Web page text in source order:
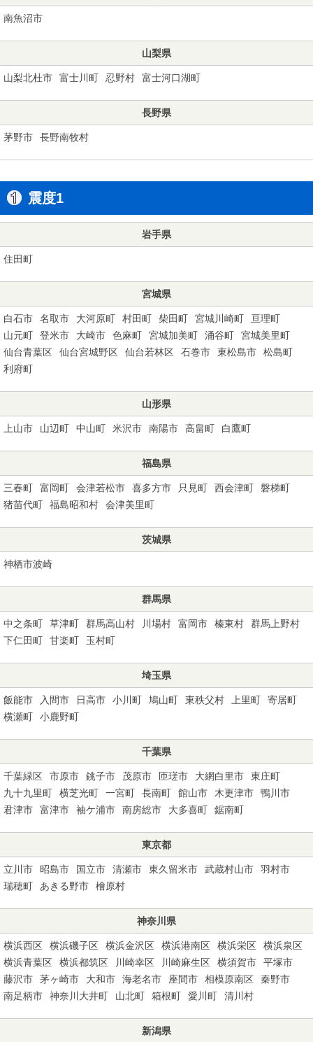
南魚沼市
山梨県
山梨北杜市 富士川町 忍野村 富士河口湖町
長野県
茅野市 長野南牧村
震度1
岩手県
住田町
宮城県
白石市 名取市 大河原町 村田町 柴田町 宮城川崎町
亘理町
山元町
登米市 大崎市 色麻町 宮城加美町 涌谷町
宮城美里町
仙台青葉区
仙台宮城野区 仙台若林区 石巻市 東松島市
松島町
利府町
山形県
上山市 山辺町 中山町 米沢市 南陽市 高畠町 白鷹町
福島県
三春町 富岡町 会津若松市 喜多方市 只見町 西会津町
磐梯町
猪苗代町
福島昭和村 会津美里町
茨城県
神栖市波崎
群馬県
中之条町 草津町 群馬高山村 川場村 富岡市 榛東村
群馬上野村
下仁田町
甘楽町 玉村町
埼玉県
飯能市 入間市 日高市 小川町 鳩山町 東秩父村 上里町
寄居町
横瀬町
小鹿野町
千葉県
千葉緑区 市原市 銚子市 茂原市 匝瑳市 大網白里市
東庄町
九十九里町
横芝光町 一宮町 長南町 館山市 木更津市
鴨川市
君津市
富津市 袖ケ浦市 南房総市 大多喜町 鋸南町
東京都
立川市 昭島市 国立市 清瀬市 東久留米市 武蔵村山市
羽村市
瑞穂町
あきる野市 檜原村
神奈川県
横浜西区 横浜磯子区 横浜金沢区 横浜港南区 横浜栄区
横浜泉区
横浜青葉区
横浜都筑区 川崎幸区 川崎麻生区 横須賀市
平塚市
藤沢市
茅ヶ崎市 大和市 海老名市 座間市 相模原南区
秦野市
南足柄市
神奈川大井町 山北町 箱根町 愛川町 清川村
新潟県